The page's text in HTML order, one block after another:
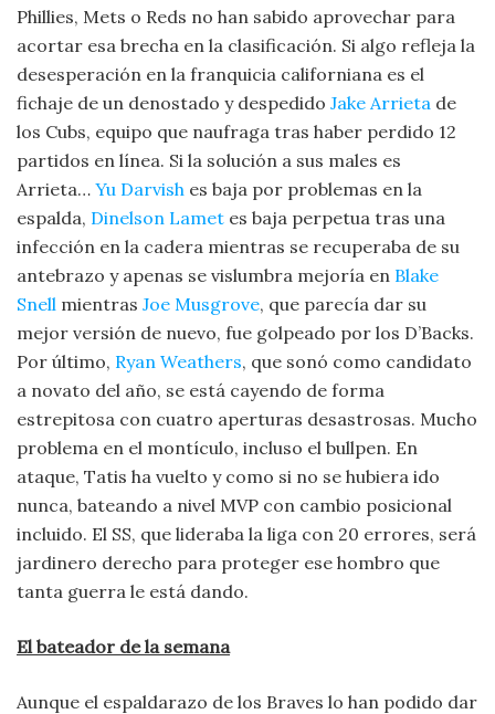
Phillies, Mets o Reds no han sabido aprovechar para
acortar esa brecha en la clasificación. Si algo refleja la
desesperación en la franquicia californiana es el
fichaje de un denostado y despedido Jake Arrieta de
los Cubs, equipo que naufraga tras haber perdido 12
partidos en línea. Si la solución a sus males es
Arrieta… Yu Darvish es baja por problemas en la
espalda, Dinelson Lamet es baja perpetua tras una
infección en la cadera mientras se recuperaba de su
antebrazo y apenas se vislumbra mejoría en Blake
Snell mientras Joe Musgrove, que parecía dar su
mejor versión de nuevo, fue golpeado por los D’Backs.
Por último, Ryan Weathers, que sonó como candidato
a novato del año, se está cayendo de forma
estrepitosa con cuatro aperturas desastrosas. Mucho
problema en el montículo, incluso el bullpen. En
ataque, Tatis ha vuelto y como si no se hubiera ido
nunca, bateando a nivel MVP con cambio posicional
incluido. El SS, que lideraba la liga con 20 errores, será
jardinero derecho para proteger ese hombro que
tanta guerra le está dando.
El bateador de la semana
Aunque el espaldarazo de los Braves lo han podido dar